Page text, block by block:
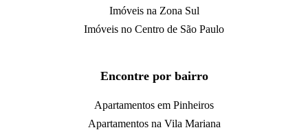
Imóveis na Zona Sul
Imóveis no Centro de São Paulo
Encontre por bairro
Apartamentos em Pinheiros
Apartamentos na Vila Mariana